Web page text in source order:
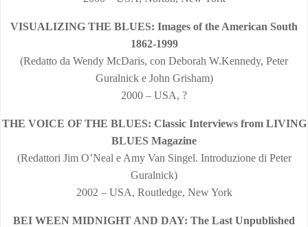
VISUALIZING THE BLUES: Images of the American South
1862-1999
(Redatto da Wendy McDaris, con Deborah W.Kennedy, Peter
Guralnick e John Grisham)
2000 – USA, ?
THE VOICE OF THE BLUES: Classic Interviews from LIVING
BLUES Magazine
(Redattori Jim O’Neal e Amy Van Singel. Introduzione di Peter
Guralnick)
2002 – USA, Routledge, New York
BEI WEEN MIDNIGHT AND DAY: The Last Unpublished